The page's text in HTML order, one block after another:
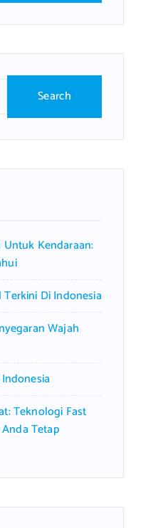
Kendaraan:
Di Indonesia
Wajah
Teknologi Fast
Tetap